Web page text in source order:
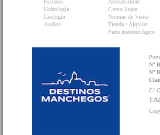
Historia
Hidrología
Geología
Audios
Accesibilidad
Como llegar
Normas de Visita
Tienda / Alquiler
Parte meteorológico
Nº
Nº
C/